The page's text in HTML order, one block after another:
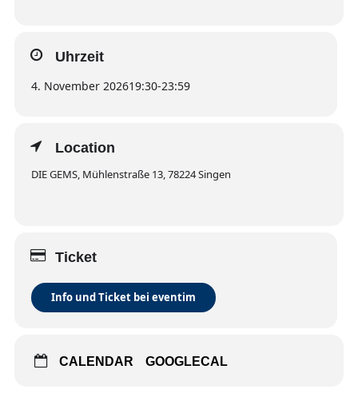
Uhrzeit
4. November 202619:30-23:59
Location
DIE GEMS, Mühlenstraße 13, 78224 Singen
Ticket
Info und Ticket bei eventim
CALENDAR GOOGLECAL